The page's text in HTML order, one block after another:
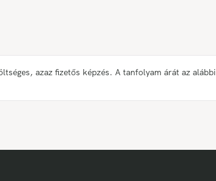
azaz fizetős képzés. A tanfolyam árát az alábbi